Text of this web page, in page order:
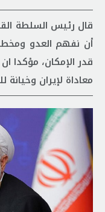
قال رئيس السلطة
أن نفهم العدو
قدر الإمكان، مؤكدا
معاداة لإيران وخيانة